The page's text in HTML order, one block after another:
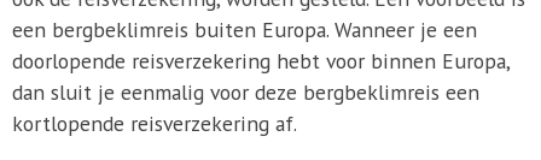
een bergbeklimreis buiten Europa. Wanneer je een
doorlopende reisverzekering hebt voor binnen Europa,
dan sluit je eenmalig voor deze bergbeklimreis een
kortlopende reisverzekering af.